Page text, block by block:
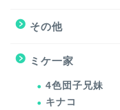
その他
ミケ一家
4色団子兄妹
キナコ